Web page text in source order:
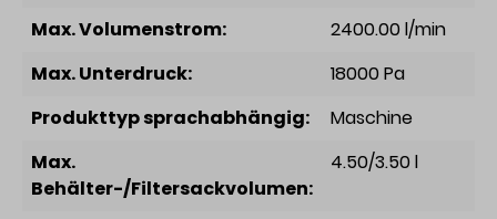
Max. Volumenstrom:
2400.00 l/min
Max. Unterdruck:
18000 Pa
Produkttyp sprachabhängig:
Maschine
Max.
Behälter-/Filtersackvolumen:
4.50/3.50 l